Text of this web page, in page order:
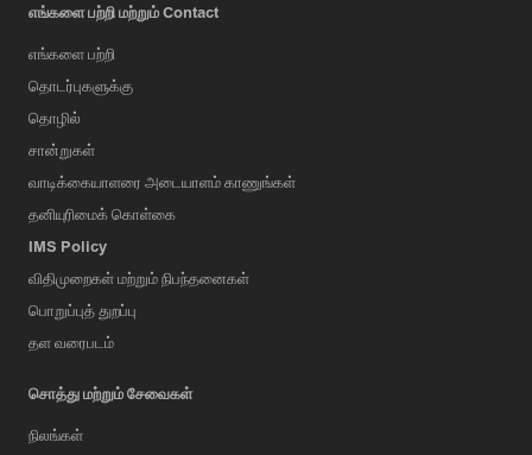
எங்களை பற்றி மற்றும் Contact
எங்களை பற்றி
தொடர்புகளுக்கு
தொழில்
சான்றுகள்
வாடிக்கையாளரை அடையாளம் காணுங்கள்
தனியுரிமைக் கொள்கை
IMS Policy
விதிமுறைகள் மற்றும் நிபந்தனைகள்
பொறுப்புத் துறப்பு
தள வரைபடம்
சொத்து மற்றும் சேவைகள்
நிலங்கள்